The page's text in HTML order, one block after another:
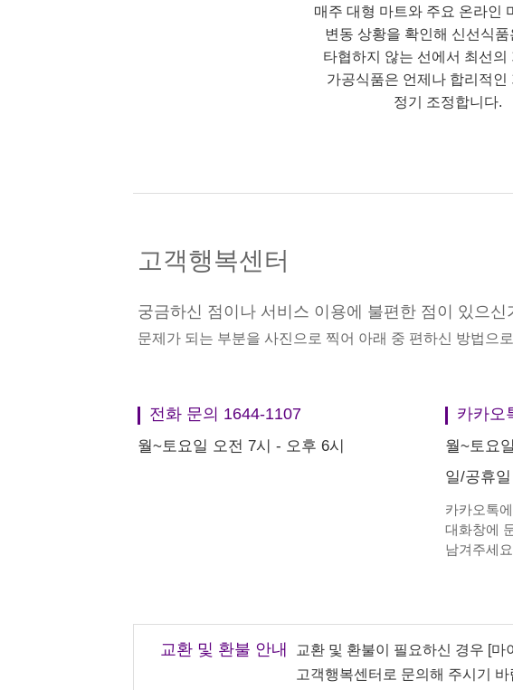
매주 대형 마트와 주요 온라인
변동 상황을 확인해 신선식품
타협하지 않는 선에서 최선의
가공식품은 언제나 합리적인
정기 조정합니다.
고객행복센터
궁금하신 점이나 서비스 이용에 불편한 점이 있으신
문제가 되는 부분을 사진으로 찍어 아래 중 편하신 방법으
전화 문의 1644-1107
월~토요일 오전 7시 - 오후 6시
카카오
월~토요
일/공휴
카카오톡
대화창에
남겨주세
교환 및 환불 안내
교환 및 환불이 필요하신 경우 [
고객행복센터로 문의해 주시기 바